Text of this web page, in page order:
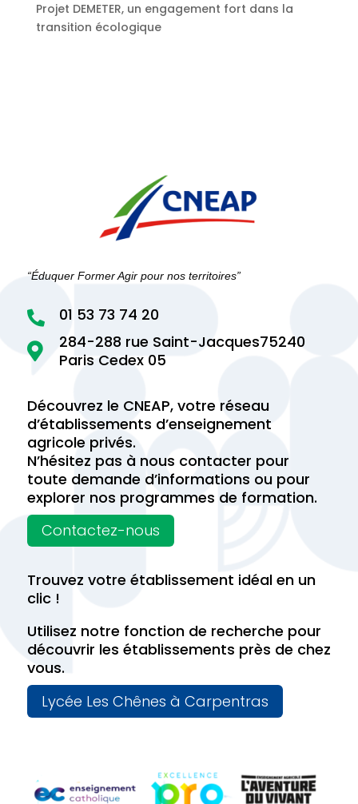
Projet DEMETER, un engagement fort dans la
transition écologique
“Éduquer Former Agir pour nos territoires”


284-288 rue Saint-Jacques75240
Paris Cedex 05
01 53 73 74 20
Découvrez le CNEAP, votre réseau
d’établissements d’enseignement
agricole privés.
N’hésitez pas à nous contacter pour
toute demande d’informations ou pour
explorer nos programmes de formation.
Contactez-nous
Trouvez votre établissement idéal en un
clic !
Utilisez notre fonction de recherche pour
découvrir les établissements près de chez
vous.
Lycée Les Chênes à Carpentras